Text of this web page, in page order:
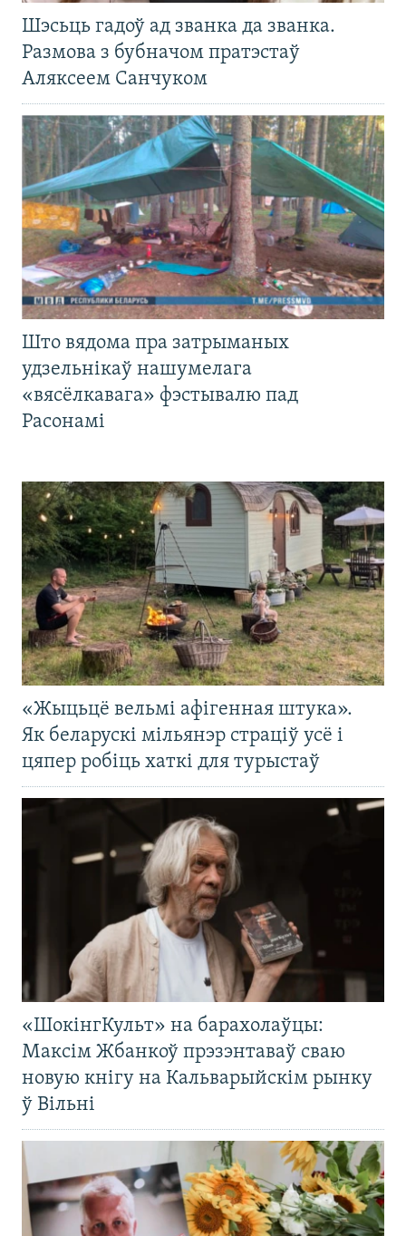
Шэсьць гадоў ад званка да званка.
Размова з бубначом пратэстаў
Аляксеем Санчуком
Што вядома пра затрыманых
удзельнікаў нашумелага
«вясёлкавага» фэстывалю пад
Расонамі
«Жыцьцё вельмі афігенная штука».
Як беларускі мільянэр страціў усё і
цяпер робіць хаткі для турыстаў
«ШокінгКульт» на барахолаўцы:
Максім Жбанкоў прэзэнтаваў сваю
новую кнігу на Кальварыйскім рынку
ў Вільні